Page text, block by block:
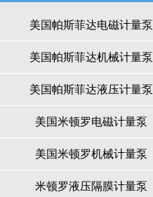
美国帕斯菲达电磁计量泵
美国帕斯菲达机械计量泵
美国帕斯菲达液压计量泵
美国米顿罗电磁计量泵
美国米顿罗机械计量泵
米顿罗液压隔膜计量泵